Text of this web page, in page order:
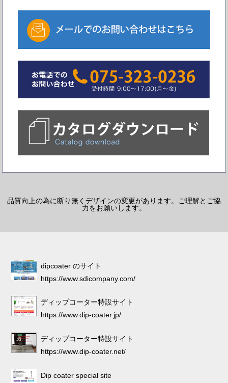
品質向上の為に断り無くデザインの変更があります。ご理解とご協
力をお願いします。
dipcoater のサイト
https://www.sdicompany.com/
ディップコーター特設サイト
https://www.dip-coater.jp/
ディップコーター特設サイト
https://www.dip-coater.net/
Dip coater special site